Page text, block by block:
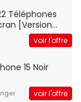
Téléphones
[Version
voir l'offre
15 Noir
voir l'offre